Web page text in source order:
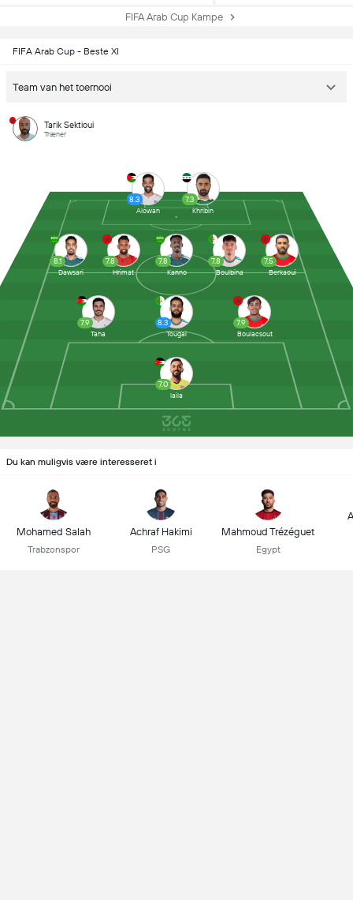
FIFA Arab Cup Kampe
FIFA Arab Cup - Beste XI
Team van het toernooi
Tarik Sektioui
Træner
8.1
Dawsari
7.8
Kanno
7.8
Boulbina
7.0
laila
7.3
Khribin
7.8
Hrimat
7.9
Boulacsout
7.9
Taha
8.3
Tougai
7.5
Berkaoui
8.3
Alowan
Du kan muligvis være interesseret i
Mohamed Salah
Trabzonspor
Achraf Hakimi
PSG
Mahmoud Trézéguet
Egypt